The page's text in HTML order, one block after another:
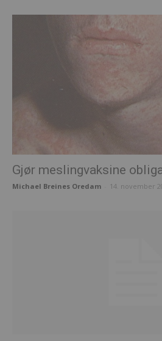
Gjør meslingvaksine
Michael Breines Oredam 14. november